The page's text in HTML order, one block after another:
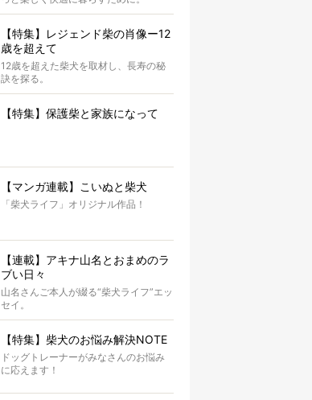
【特集】レジェンド柴の肖像ー12
歳を超えて
12歳を超えた柴犬を取材し、長寿の秘
訣を探る。
【特集】保護柴と家族になって
【マンガ連載】こいぬと柴犬
「柴犬ライフ」オリジナル作品！
【連載】アキナ山名とおまめのラ
ブい日々
山名さんご本人が綴る“柴犬ライフ”エッ
セイ。
【特集】柴犬のお悩み解決NOTE
ドッグトレーナーがみなさんのお悩み
に応えます！